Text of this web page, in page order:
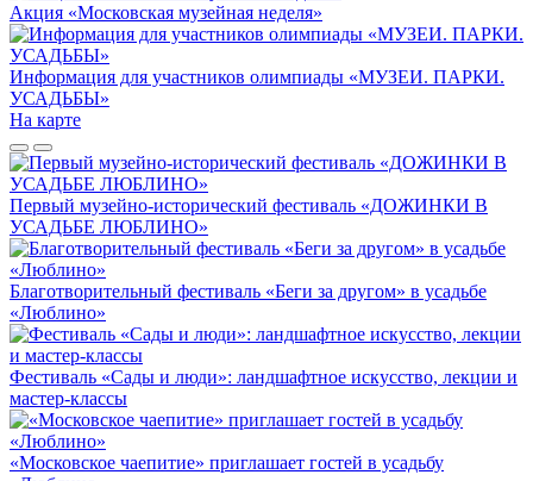
Акция «Московская музейная неделя»
Информация для участников олимпиады «МУЗЕИ. ПАРКИ.
УСАДЬБЫ»
На карте
Первый музейно-исторический фестиваль «ДОЖИНКИ В
УСАДЬБЕ ЛЮБЛИНО»
Благотворительный фестиваль «Беги за другом» в усадьбе
«Люблино»
Фестиваль «Сады и люди»: ландшафтное искусство, лекции и
мастер-классы
«Московское чаепитие» приглашает гостей в усадьбу